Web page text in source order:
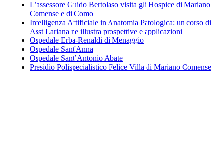
L’assessore Guido Bertolaso visita gli Hospice di Mariano
Comense e di Como
Intelligenza Artificiale in Anatomia Patologica: un corso di
Asst Lariana ne illustra prospettive e applicazioni
Ospedale Erba-Renaldi di Menaggio
Ospedale Sant'Anna
Ospedale Sant’Antonio Abate
Presidio Polispecialistico Felice Villa di Mariano Comense